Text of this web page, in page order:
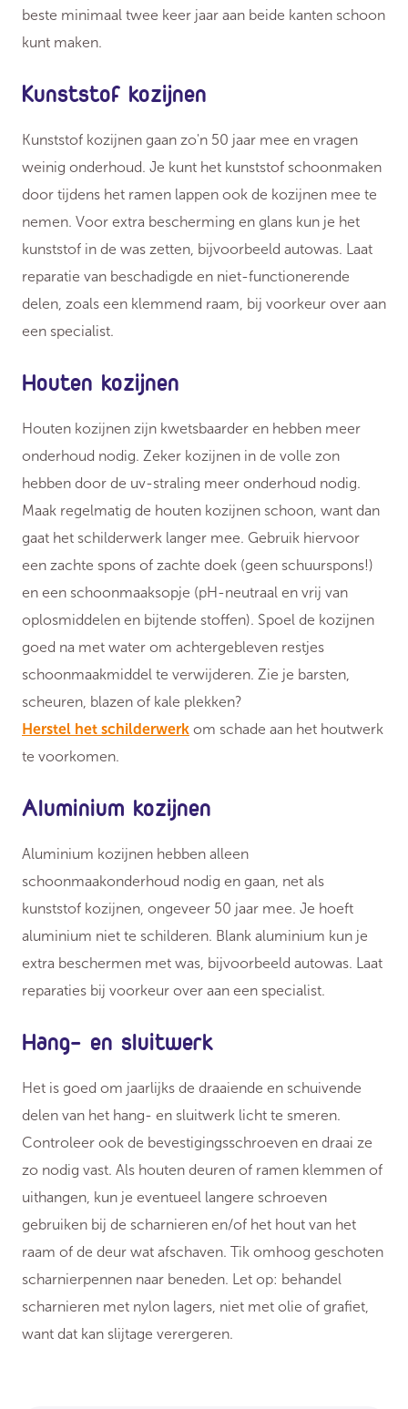
beste minimaal twee keer jaar aan beide kanten schoon
kunt maken.
Kunststof kozijnen
Kunststof kozijnen gaan zo'n 50 jaar mee en vragen
weinig onderhoud. Je kunt het kunststof schoonmaken
door tijdens het ramen lappen ook de kozijnen mee te
nemen. Voor extra bescherming en glans kun je het
kunststof in de was zetten, bijvoorbeeld autowas. Laat
reparatie van beschadigde en niet-functionerende
delen, zoals een klemmend raam, bij voorkeur over aan
een specialist.
Houten kozijnen
Houten kozijnen zijn kwetsbaarder en hebben meer
onderhoud nodig. Zeker kozijnen in de volle zon
hebben door de uv-straling meer onderhoud nodig.
Maak regelmatig de houten kozijnen schoon, want dan
gaat het schilderwerk langer mee. Gebruik hiervoor
een zachte spons of zachte doek (geen schuurspons!)
en een schoonmaaksopje (pH-neutraal en vrij van
oplosmiddelen en bijtende stoffen). Spoel de kozijnen
goed na met water om achtergebleven restjes
schoonmaakmiddel te verwijderen. Zie je barsten,
scheuren, blazen of kale plekken?
Herstel het schilderwerk om schade aan het houtwerk
te voorkomen.
Aluminium kozijnen
Aluminium kozijnen hebben alleen
schoonmaakonderhoud nodig en gaan, net als
kunststof kozijnen, ongeveer 50 jaar mee. Je hoeft
aluminium niet te schilderen. Blank aluminium kun je
extra beschermen met was, bijvoorbeeld autowas. Laat
reparaties bij voorkeur over aan een specialist.
Hang- en sluitwerk
Het is goed om jaarlijks de draaiende en schuivende
delen van het hang- en sluitwerk licht te smeren.
Controleer ook de bevestigingsschroeven en draai ze
zo nodig vast. Als houten deuren of ramen klemmen of
uithangen, kun je eventueel langere schroeven
gebruiken bij de scharnieren en/of het hout van het
raam of de deur wat afschaven. Tik omhoog geschoten
scharnierpennen naar beneden. Let op: behandel
scharnieren met nylon lagers, niet met olie of grafiet,
want dat kan slijtage verergeren.